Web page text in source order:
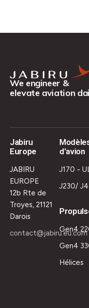
We engineer &
elevate aviation
Jabiru
Europe
JABIRU
EUROPE
12b Rte de
Troyes, 21121
Darois
contact@jabiru.eu.com
d'avion
J170 -
J230/
Gen4
Gen4
Hélices